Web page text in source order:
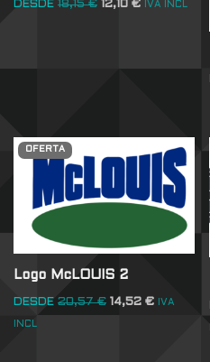
DESDE 18,15€ 12,10 € IVA INCL
OFERTA
Logo McLOUIS 2
DESDE 20,57€ 14,52 € IVA
INCL